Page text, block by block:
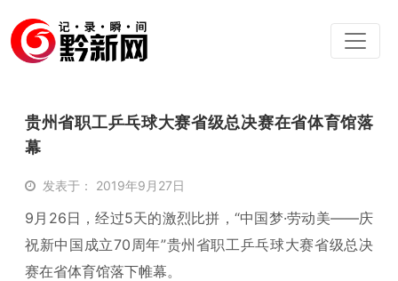
贵州省职工乒乓球大赛省级总决赛在省体育馆落
幕
发表于： 2019年9月27日
9月26日，经过5天的激烈比拼，“中国梦·劳动美——庆
祝新中国成立70周年”贵州省职工乒乓球大赛省级总决
赛在省体育馆落下帷幕。